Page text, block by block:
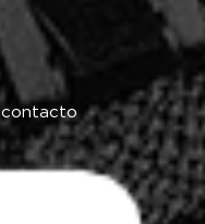
contacto